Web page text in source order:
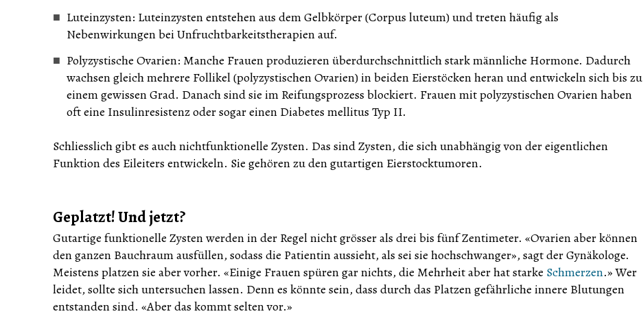
Luteinzysten: Luteinzysten entstehen aus dem Gelbkörper (Corpus luteum) und treten häufig als
Nebenwirkungen bei Unfruchtbarkeitstherapien auf.
Polyzystische Ovarien: Manche Frauen produzieren überdurchschnittlich stark männliche Hormone. Dadurch
wachsen gleich mehrere Follikel (polyzystischen Ovarien) in beiden Eierstöcken heran und entwickeln sich bis zu
einem gewissen Grad. Danach sind sie im Reifungsprozess blockiert. Frauen mit polyzystischen Ovarien haben
oft eine Insulinresistenz oder sogar einen Diabetes mellitus Typ II.
Schliesslich gibt es auch nichtfunktionelle Zysten. Das sind Zysten, die sich unabhängig von der eigentlichen
Funktion des Eileiters entwickeln. Sie gehören zu den gutartigen Eierstocktumoren.
Geplatzt! Und jetzt?
Gutartige funktionelle Zysten werden in der Regel nicht grösser als drei bis fünf Zentimeter. «Ovarien aber können
den ganzen Bauchraum ausfüllen, sodass die Patientin aussieht, als sei sie hochschwanger», sagt der Gynäkologe.
Meistens platzen sie aber vorher. «Einige Frauen spüren gar nichts, die Mehrheit aber hat starke Schmerzen.» Wer
leidet, sollte sich untersuchen lassen. Denn es könnte sein, dass durch das Platzen gefährliche innere Blutungen
entstanden sind. «Aber das kommt selten vor.»